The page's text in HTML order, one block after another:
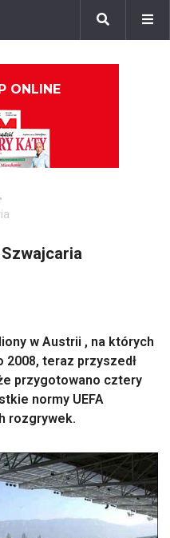
ONLINE
w Austrii , na których
2008, teraz przyszedł
przygotowano cztery
normy UEFA
rozgrywek.